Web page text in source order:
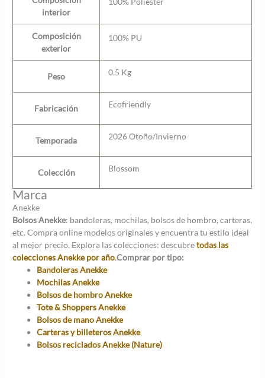
interior
Composición
exterior
100% PU
Peso 0.5 Kg
Fabricación Ecofriendly
Temporada 2026 Otoño/Invierno
Colección Blossom
Marca
Anekke
Bolsos Anekke: bandoleras, mochilas, bolsos de hombro, carteras,
etc. Compra online modelos originales y encuentra tu estilo ideal
al mejor precio. Explora las colecciones: descubretodas las
colecciones Anekke por año.Comprar por tipo:
Bandoleras Anekke
Mochilas Anekke
Bolsos de hombro Anekke
Tote & Shoppers Anekke
Bolsos de mano Anekke
Carteras y billeteros Anekke
Bolsos reciclados Anekke (Nature)